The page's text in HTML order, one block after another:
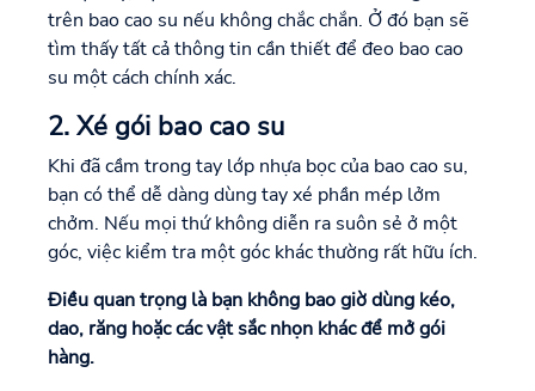
trên bao cao su nếu không chắc chắn. Ở đó bạn sẽ
tìm thấy tất cả thông tin cần thiết để đeo bao cao
su một cách chính xác.
2. Xé gói bao cao su
Khi đã cầm trong tay lớp nhựa bọc của bao cao su,
bạn có thể dễ dàng dùng tay xé phần mép lởm
chởm. Nếu mọi thứ không diễn ra suôn sẻ ở một
góc, việc kiểm tra một góc khác thường rất hữu ích.
Điều quan trọng là bạn không bao giờ dùng kéo,
dao, răng hoặc các vật sắc nhọn khác để mở gói
hàng.